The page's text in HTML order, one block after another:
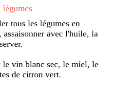
légumes
tous les légumes en
avec l'huile, la
le vin blanc sec, le miel, le
de citron vert.